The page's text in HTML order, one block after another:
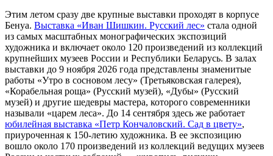
Этим летом сразу две крупные выставки проходят в корпусе
Бенуа. Выставка «Иван Шишкин. Русский лес» стала одной
из самых масштабных монографических экспозиций
художника и включает около 120 произведений из коллекций
крупнейших музеев России и Республики Беларусь. В залах
выставки до 9 ноября 2026 года представлены знаменитые
работы «Утро в сосновом лесу» (Третьяковская галерея),
«Корабельная роща» (Русский музей), «Дубы» (Русский
музей) и другие шедевры мастера, которого современники
называли «царем леса». До 14 сентября здесь же работает
юбилейная выставка «Петр Кончаловский. Сад в цвету»,
приуроченная к 150-летию художника. В ее экспозицию
вошло около 170 произведений из коллекций ведущих музеев